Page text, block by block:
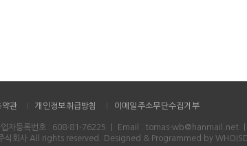
약관 개인정보취급방침 이메일주소무단수집거부
업자등록번호 : 608-81-76225 Email : tomas-wb@hanmail.net
식회사 All rights reserved.
Designed & Programmed by